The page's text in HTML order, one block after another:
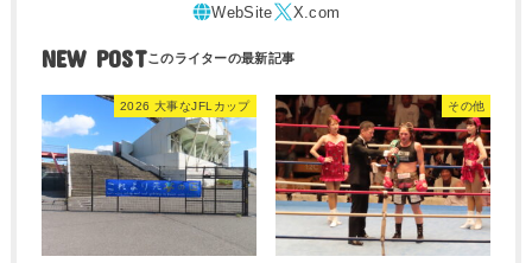
NEW POST
2026 大事なJFLカップ その他